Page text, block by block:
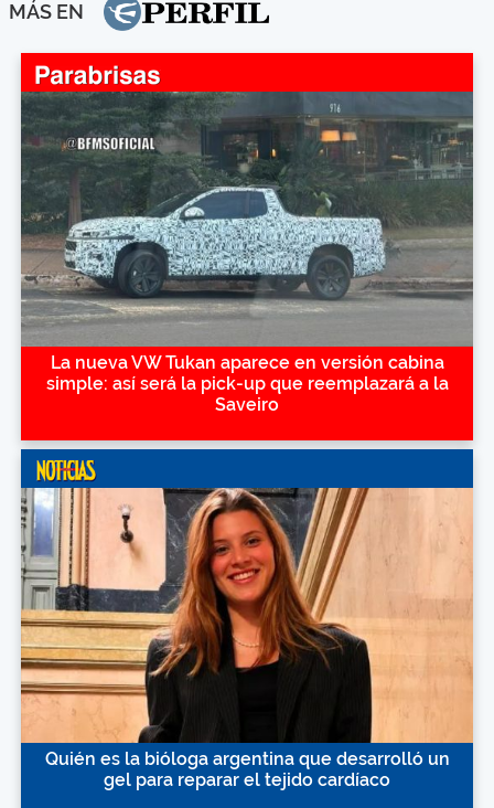
MÁS EN
La nueva VW Tukan aparece en versión cabina
simple: así será la pick-up que reemplazará a la
Saveiro
Quién es la bióloga argentina que desarrolló un
gel para reparar el tejido cardíaco